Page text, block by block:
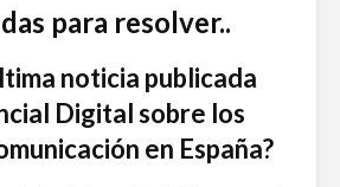
para resolver..
noticia publicada
Digital sobre los
en España?